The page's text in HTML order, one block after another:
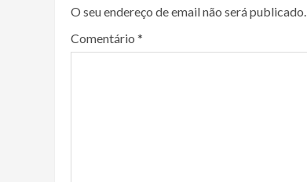
O seu endereço de email não será publicado.
Comentário *